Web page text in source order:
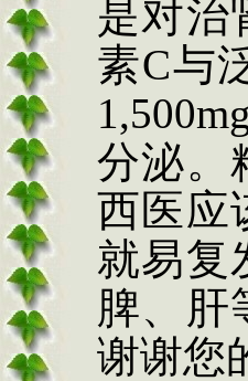
是对治
素C与
1,500mg
分泌。
西医应
就易复
脾、肝
谢谢您